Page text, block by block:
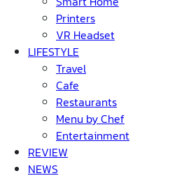
Printers
VR Headset
LIFESTYLE
Travel
Cafe
Restaurants
Menu by Chef
Entertainment
REVIEW
NEWS